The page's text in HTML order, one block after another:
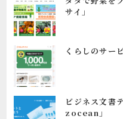
サイ」
くらしのサー
ビジネス文書
zocean」